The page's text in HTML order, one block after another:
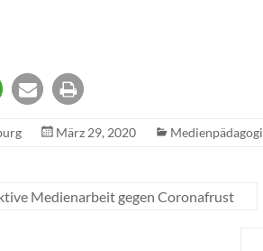
März 29, 2020
Medienarbeit gegen Coronafrust